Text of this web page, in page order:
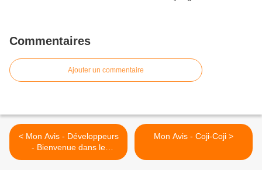
Commentaires
Ajouter un commentaire
< Mon Avis - Développeurs
- Bienvenue dans le
marécage de la création
Mon Avis - Coji-Coji >